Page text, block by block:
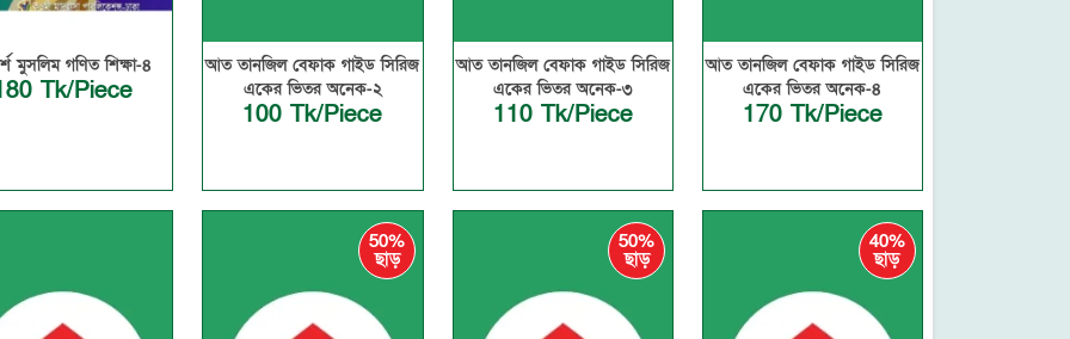
মুসলিম গণিত শিক্ষা-৪
Tk/Piece
আত তানজিল বেফাক গাইড সিরিজ
একের ভিতর অনেক-২
100 Tk/Piece
আত তানজিল বেফাক গাইড সিরিজ
একের ভিতর অনেক-৩
110 Tk/Piece
আত তানজিল বেফাক গাইড সিরিজ
একের ভিতর অনেক-৪
170 Tk/Piece
50%
ছাড়
50%
ছাড়
40%
ছাড়